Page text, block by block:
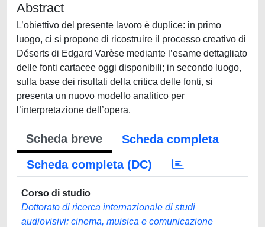
Abstract
L’obiettivo del presente lavoro è duplice: in primo
luogo, ci si propone di ricostruire il processo creativo di
Déserts di Edgard Varèse mediante l’esame dettagliato
delle fonti cartacee oggi disponibili; in secondo luogo,
sulla base dei risultati della critica delle fonti, si
presenta un nuovo modello analitico per
l’interpretazione dell’opera.
Scheda breve
Scheda completa
Scheda completa (DC)
Corso di studio
Dottorato di ricerca internazionale di studi
audiovisivi: cinema, muisica e comunicazione